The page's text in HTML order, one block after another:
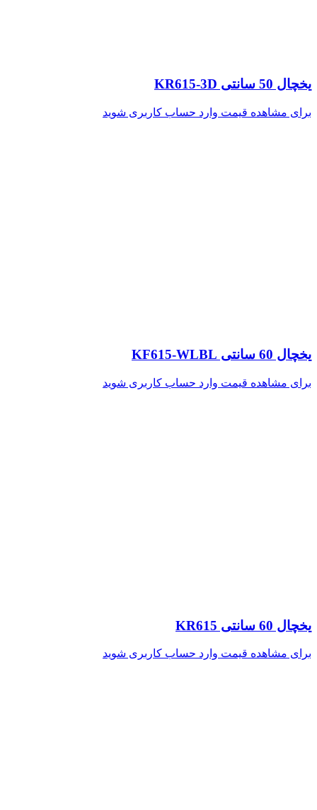
یخچال 50 سانتی KR615-3D
برای مشاهده قیمت وارد حساب کاربری شوید
یخچال 60 سانتی KF615-WLBL
برای مشاهده قیمت وارد حساب کاربری شوید
یخچال 60 سانتی KR615
برای مشاهده قیمت وارد حساب کاربری شوید